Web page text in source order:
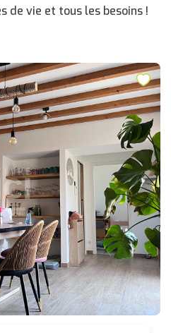
de vie et tous les besoins !